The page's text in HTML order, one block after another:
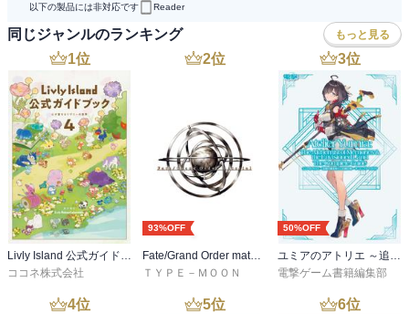
以下の製品には非対応です Reader
同じジャンルのランキング もっと見る
1位
Livly Island 公式ガイドブック４ 心が重なるリヴリーの世界【プロダクトコード付き】
ココネ株式会社
2位
93%OFF
Fate/Grand Order material I
ＴＹＰＥ－ＭＯＯＮ
3位
50%OFF
ユミアのアトリエ ～追憶の錬金術士と幻創の地～ ザ・コンプリートガイド
電撃ゲーム書籍編集部
4位 5位 6位